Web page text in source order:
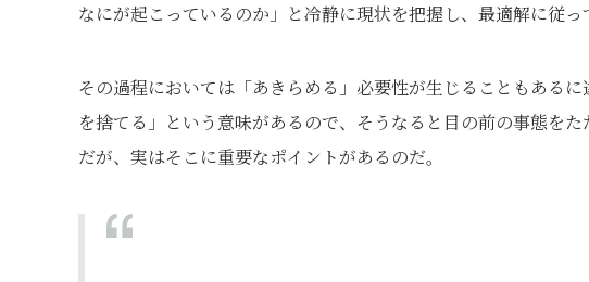
なにが起こっているのか」と冷静に現状を把握し、最適解に従っ
その過程においては「あきらめる」必要性が生じることもある
を捨てる」という意味があるので、そうなると目の前の事態を
だが、実はそこに重要なポイントがあるのだ。